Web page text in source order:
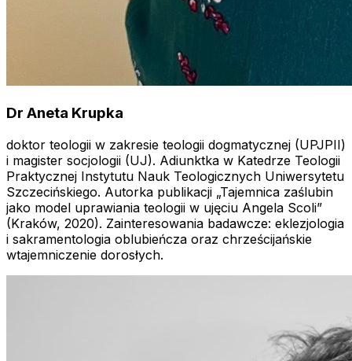
Dr Aneta Krupka
doktor teologii w zakresie teologii dogmatycznej (UPJPII)
i magister socjologii (UJ). Adiunktka w Katedrze Teologii
Praktycznej Instytutu Nauk Teologicznych Uniwersytetu
Szczecińskiego. Autorka publikacji „Tajemnica zaślubin
jako model uprawiania teologii w ujęciu Angela Scoli”
(Kraków, 2020). Zainteresowania badawcze: eklezjologia
i sakramentologia oblubieńcza oraz chrześcijańskie
wtajemniczenie dorosłych.